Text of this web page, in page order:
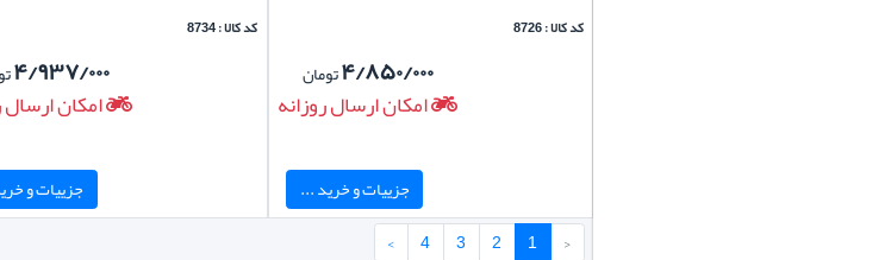
کد کالا : 8726
۴/۸۵۰/۰۰۰تومان
امکان ارسال روزانه
جزییات و خرید ...
کد کالا : 8734
۴/۹۳۷/۰۰۰
امکان ارسال
جزییات و
‹
1
2
3
4
›